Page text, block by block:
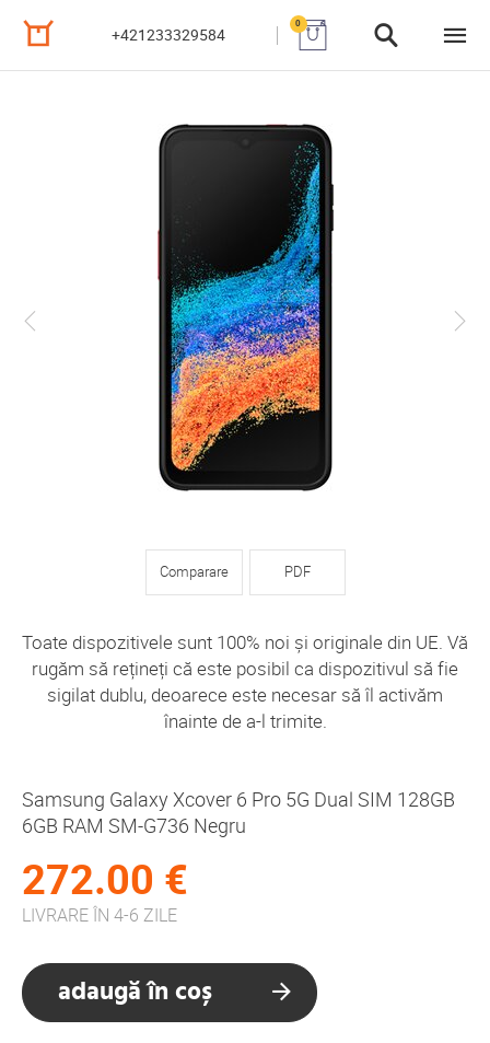
+421233329584
0
Comparare PDF
Toate dispozitivele sunt 100% noi și originale din UE. Vă
rugăm să rețineți că este posibil ca dispozitivul să fie
sigilat dublu, deoarece este necesar să îl activăm
înainte de a-l trimite.
Samsung Galaxy Xcover 6 Pro 5G Dual SIM 128GB
6GB RAM SM-G736 Negru
272.00 €
LIVRARE ÎN 4-6 ZILE
adaugă în coș